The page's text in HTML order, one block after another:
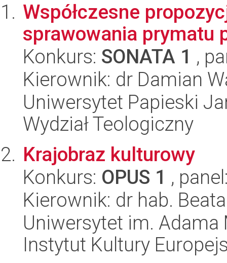
Współczesne
sprawowania prymatu
Konkurs: SONATA 1 ,
Kierownik: dr Damian
Uniwersytet Papieski
Wydział Teologiczny
Krajobraz kulturowy
Konkurs: OPUS 1 ,
Kierownik: dr hab.
Uniwersytet im.
Instytut Kultury